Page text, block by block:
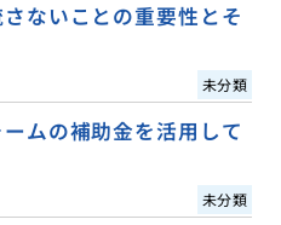
ないことの重要性とそ
未分類
ムの補助金を活用して
未分類